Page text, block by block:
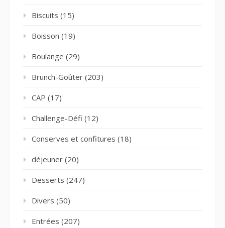
Biscuits (15)
Boisson (19)
Boulange (29)
Brunch-Goûter (203)
CAP (17)
Challenge-Défi (12)
Conserves et confitures (18)
déjeuner (20)
Desserts (247)
Divers (50)
Entrées (207)